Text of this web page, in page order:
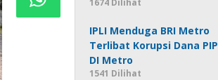
IPLI Menduga BRI Metro
Terlibat Korupsi Dana PIP
DI Metro
1541 Dilihat